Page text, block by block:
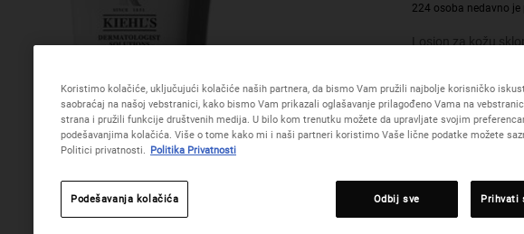
224 osoba nedavno
Losion za kožu
niacinamida,
One veličina only
Količina
+
Koristimo kolačiće, uključujući kolačiće naših partnera, da bismo Vam pružili najbolje korisničko
saobraćaj na našoj vebstranici, kako bismo Vam prikazali oglašavanje prilagođeno Vama na
strana i pružili funkcije društvenih medija. U bilo kom trenutku možete da upravljate svojim
podešavanjima kolačića. Više o tome kako mi i naši partneri koristimo Vaše lične podatke možete
Politici privatnosti. Politika Privatnosti
Odbij sve Prihvati
Podešavanja kolačića